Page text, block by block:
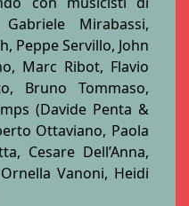
Mirabassi,
Peppe Servillo, John
Marc Ribot, Flavio
Bruno Tommaso,
(Davide Penta &
Ottaviano, Paola
Cesare Dell’Anna,
Vanoni, Heidi